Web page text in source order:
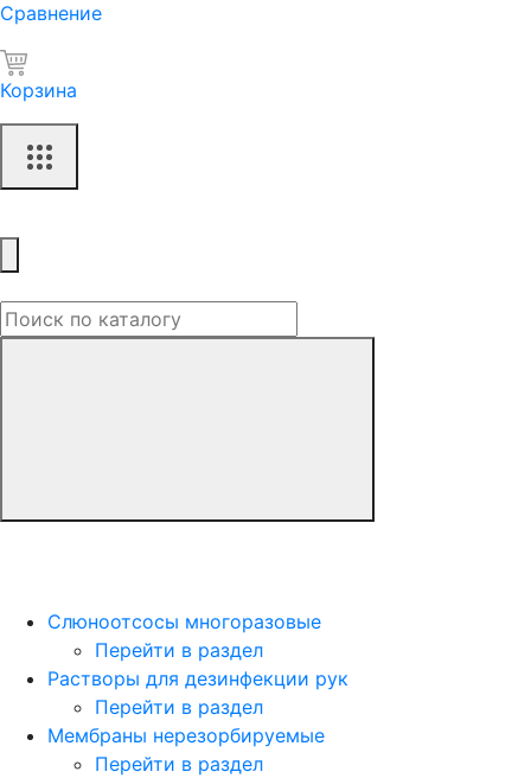
Сравнение
Корзина
Слюноотсосы многоразовые
Перейти в раздел
Растворы для дезинфекции рук
Перейти в раздел
Мембраны нерезорбируемые
Перейти в раздел